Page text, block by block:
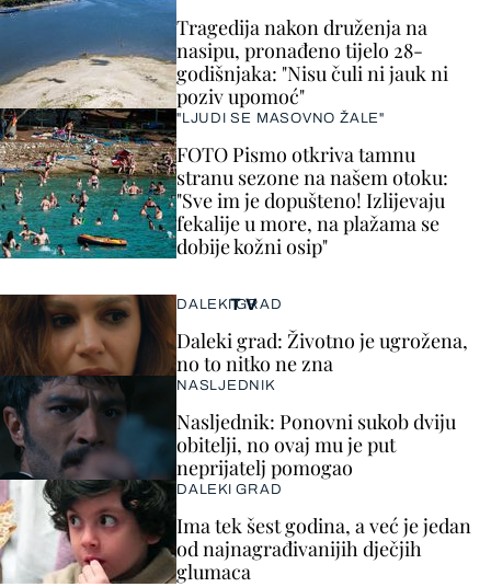
Tragedija nakon druženja na
nasipu, pronađeno tijelo 28-
godišnjaka: "Nisu čuli ni jauk ni
poziv upomoć"
"LJUDI SE MASOVNO ŽALE"
FOTO Pismo otkriva tamnu
stranu sezone na našem otoku:
"Sve im je dopušteno! Izlijevaju
fekalije u more, na plažama se
dobije kožni osip"
TV
DALEKI GRAD
Daleki grad: Životno je ugrožena,
no to nitko ne zna
NASLJEDNIK
Nasljednik: Ponovni sukob dviju
obitelji, no ovaj mu je put
neprijatelj pomogao
DALEKI GRAD
Ima tek šest godina, a već je jedan
od najnagrađivanijih dječjih
glumaca